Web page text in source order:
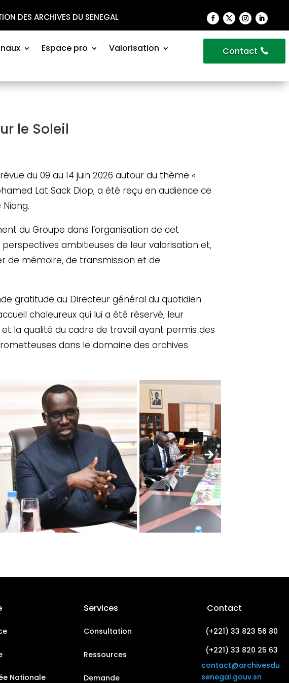
DES ARCHIVES DU SENEGAL
Espace pro
Valorisation
Contact
le Soleil
du 09 au 14 juin 2026 autour du thème «
Lat Sack Diop, a été reçu en audience ce
du Groupe dans l’organisation de cet
ambitieuses de leur valorisation et,
de mémoire, de transmission et de
gratitude au Directeur général du quotidien
chaleureux qui lui a été réservé, leur
la qualité du cadre de travail ayant permis des
dans le domaine des archives
Nationale
Services
Consultation
Ressources
Demande
Contact
(+221) 33 823 56 80
(+221) 33 820 25 63
contact@archivesdu
senegal.gouv.sn